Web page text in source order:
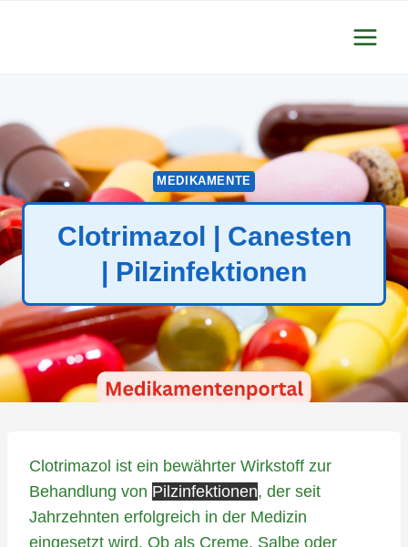
MEDIKAMENTE
Clotrimazol | Canesten
| Pilzinfektionen
Clotrimazol ist ein bewährter Wirkstoff zur
Behandlung von Pilzinfektionen, der seit
Jahrzehnten erfolgreich in der Medizin
eingesetzt wird. Ob als Creme, Salbe oder